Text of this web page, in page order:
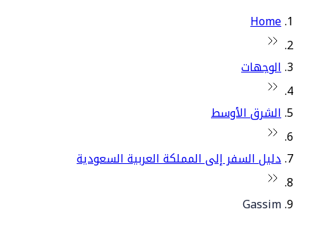
Home
الوجهات
الشرق الأوسط
دليل السفر إلى المملكة العربية السعودية
Gassim